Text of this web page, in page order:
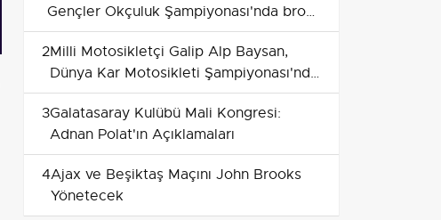
Gençler Okçuluk Şampiyonası'nda bronz
madalya kazandı
2Milli Motosikletçi Galip Alp Baysan,
Dünya Kar Motosikleti Şampiyonası'nda
Tarih Yazıyor
3Galatasaray Kulübü Mali Kongresi:
Adnan Polat'ın Açıklamaları
4Ajax ve Beşiktaş Maçını John Brooks
Yönetecek